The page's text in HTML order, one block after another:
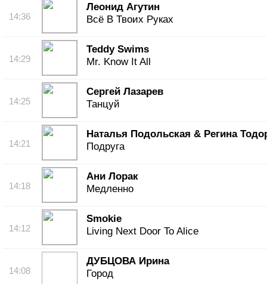
14:36
Леонид Агутин
Всё В Твоих Руках
14:29
Teddy Swims
Mr. Know It All
14:25
Сергей Лазарев
Танцуй
14:21
Наталья Подольская & Регина
Подруга
14:18
Ани Лорак
Медленно
14:12
Smokie
Living Next Door To Alice
14:08
ДУБЦОВА Ирина
Город